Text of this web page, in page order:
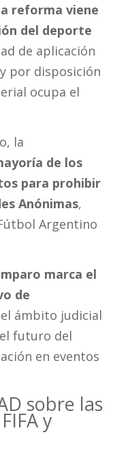
reforma viene
del deporte
de aplicación
por disposición
ocupa el
la
de los
para prohibir
Anónimas,
Argentino
marca el
de
ámbito judicial
futuro del
en eventos
sobre las
y